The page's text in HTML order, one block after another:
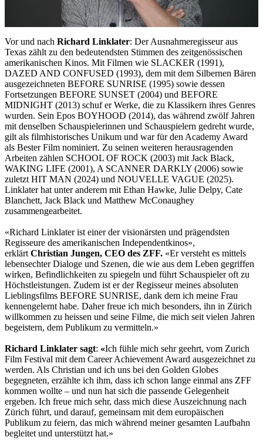
Vor und nach Richard Linklater: Der Ausnahmeregisseur aus
Texas zählt zu den bedeutendsten Stimmen des zeitgenössischen
amerikanischen Kinos. Mit Filmen wie SLACKER (1991),
DAZED AND CONFUSED (1993), dem mit dem Silbernen Bären
ausgezeichneten BEFORE SUNRISE (1995) sowie dessen
Fortsetzungen BEFORE SUNSET (2004) und BEFORE
MIDNIGHT (2013) schuf er Werke, die zu Klassikern ihres Genres
wurden. Sein Epos BOYHOOD (2014), das während zwölf Jahren
mit denselben Schauspielerinnen und Schauspielern gedreht wurde,
gilt als filmhistorisches Unikum und war für den Academy Award
als Bester Film nominiert. Zu seinen weiteren herausragenden
Arbeiten zählen SCHOOL OF ROCK (2003) mit Jack Black,
WAKING LIFE (2001), A SCANNER DARKLY (2006) sowie
zuletzt HIT MAN (2024) und NOUVELLE VAGUE (2025).
Linklater hat unter anderem mit Ethan Hawke, Julie Delpy, Cate
Blanchett, Jack Black und Matthew McConaughey
zusammengearbeitet.
«Richard Linklater ist einer der visionärsten und prägendsten
Regisseure des amerikanischen Independentkinos»,
erklärt Christian Jungen, CEO des ZFF. «Er versteht es mittels
lebensechter Dialoge und Szenen, die wie aus dem Leben gegriffen
wirken, Befindlichkeiten zu spiegeln und führt Schauspieler oft zu
Höchstleistungen. Zudem ist er der Regisseur meines absoluten
Lieblingsfilms BEFORE SUNRISE, dank dem ich meine Frau
kennengelernt habe. Daher freue ich mich besonders, ihn in Zürich
willkommen zu heissen und seine Filme, die mich seit vielen Jahren
begeistern, dem Publikum zu vermitteln.»
Richard Linklater sagt: «Ich fühle mich sehr geehrt, vom Zurich
Film Festival mit dem Career Achievement Award ausgezeichnet zu
werden. Als Christian und ich uns bei den Golden Globes
begegneten, erzählte ich ihm, dass ich schon lange einmal ans ZFF
kommen wollte – und nun hat sich die passende Gelegenheit
ergeben. Ich freue mich sehr, dass mich diese Auszeichnung nach
Zürich führt, und darauf, gemeinsam mit dem europäischen
Publikum zu feiern, das mich während meiner gesamten Laufbahn
begleitet und unterstützt hat.»